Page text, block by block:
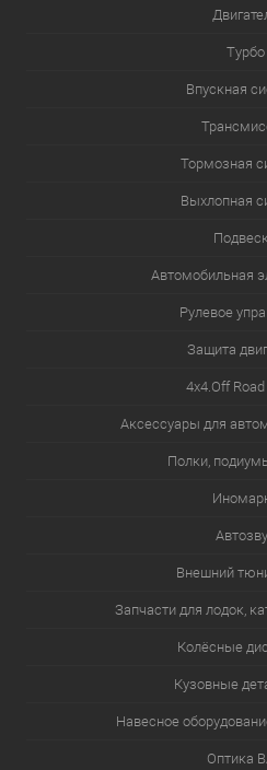
Турбо
Впускная
Тормозная
Выхлопная
Автомобильная
Рулевое
Защита
4х4.Off
Аксессуары для
Полки,
Внешний
Запчасти для лодок,
Колёсные
Кузовные
Навесное
Оптика